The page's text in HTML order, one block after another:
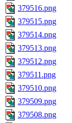
379516.png
379515.png
379514.png
379513.png
379512.png
379511.png
379510.png
379509.png
379508.png